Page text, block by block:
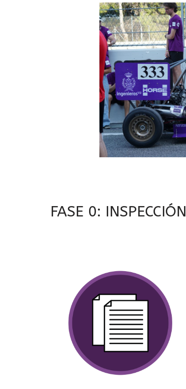
FASE 0: INSPECCIÓN